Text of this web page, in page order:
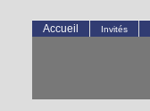
Accueil Invités